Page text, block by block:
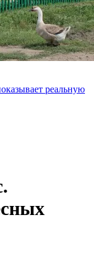
реальную